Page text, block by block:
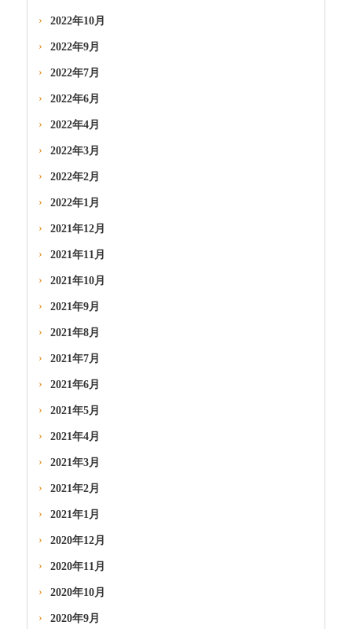
2022年10月
2022年9月
2022年7月
2022年6月
2022年4月
2022年3月
2022年2月
2022年1月
2021年12月
2021年11月
2021年10月
2021年9月
2021年8月
2021年7月
2021年6月
2021年5月
2021年4月
2021年3月
2021年2月
2021年1月
2020年12月
2020年11月
2020年10月
2020年9月